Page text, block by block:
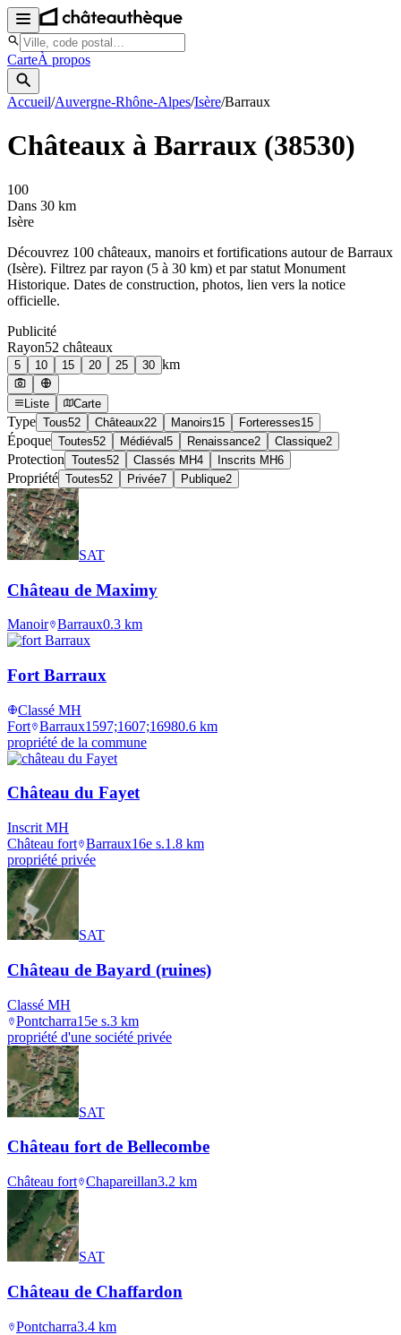
CarteÀ propos
Accueil/Auvergne-Rhône-Alpes/Isère/Barraux
Châteaux à Barraux (38530)
100
Dans 30 km
Isère
Découvrez 100 châteaux, manoirs et fortifications autour de Barraux
(Isère). Filtrez par rayon (5 à 30 km) et par statut Monument
Historique. Dates de construction, photos, lien vers la notice
officielle.
Publicité
Rayon52 châteaux
5 10 15 20 25 30 km
Liste Carte
Type Tous52 Châteaux22 Manoirs15 Forteresses15
Époque Toutes52 Médiéval 5 Renaissance2 Classique2
Protection Toutes52 Classés MH4 Inscrits MH6
Propriété Toutes52 Privée7 Publique2
SAT
Château de Maximy
Manoir Barraux0.3 km
Fort Barraux
Classé MH
Fort Barraux1597;1607;16980.6 km
propriété de la commune
Château du Fayet
Inscrit MH
Château fort Barraux16e s.1.8 km
propriété privée
SAT
Château de Bayard (ruines)
Classé MH
Pontcharra15e s.3 km
propriété d'une société privée
SAT
Château fort de Bellecombe
Château fort Chapareillan3.2 km
SAT
Château de Chaffardon
Pontcharra3.4 km